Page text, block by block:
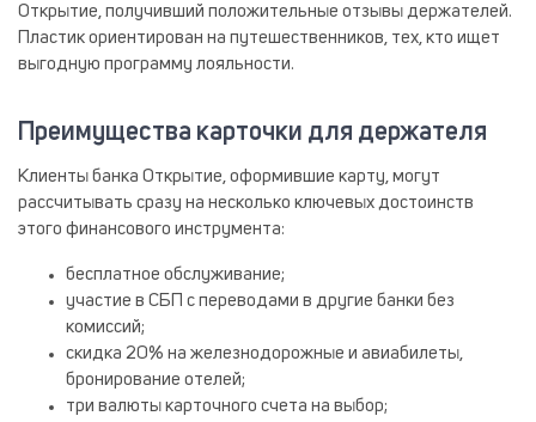
Открытие, получивший положительные отзывы держателей.
Пластик ориентирован на путешественников, тех, кто ищет
выгодную программу лояльности.
Преимущества карточки для держателя
Клиенты банка Открытие, оформившие карту, могут
рассчитывать сразу на несколько ключевых достоинств
этого финансового инструмента:
бесплатное обслуживание;
участие в СБП с переводами в другие банки без
комиссий;
скидка 20% на железнодорожные и авиабилеты,
бронирование отелей;
три валюты карточного счета на выбор;